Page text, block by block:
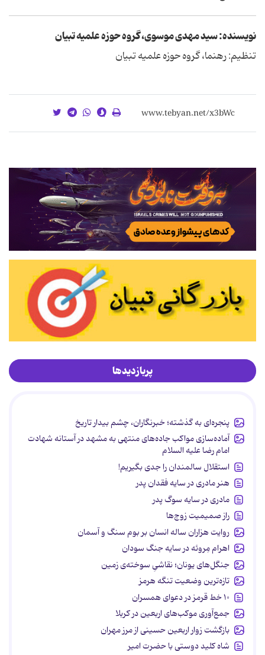
نویسنده: سید مهدی موسوی، گروه حوزه علمیه تبیان
تنظیم: رهنما، گروه حوزه علمیه تبیان
پربازدیدها
پنجره‌ای به گذشته؛ خبرنگاران، چشم بیدار تاریخ
آماده‌سازی مواکب جاده‌های منتهی به مشهد در آستانه شهادت
امام رضا علیه السلام
استقلال سالمندان را جدی بگیریم!
هنر مادری در سایه‌ فقدان پدر
مادری در سایه سوگ پدر
راز صمیمیت زوج‌ها
روایت هزاران ساله انسان بر بوم سنگ و آسمان
اهرام مِروئه در سایه جنگ سودان
جنگل‌های یونان؛ نقاشیِ سوخته‌ی زمین
تازه‌ترین وضعیت تنگه هرمز
۱۰ خط قرمز در دعوای همسران
جمع‌آوری موکب‌های اربعین در کربلا
بازگشت زوار اربعین حسینی از مرز مهران
شاه کلید دوستی با حضرت امیر